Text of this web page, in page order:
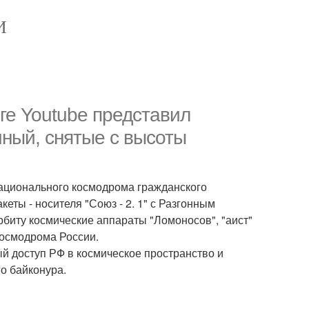
Youtube представил
снятые с высоты
космодрома гражданского
- носителя "Союз - 2. 1" с Разгонным
космические аппараты "Ломоносов", "аист"
России.
доступ РФ в космическое пространство и
байконура.